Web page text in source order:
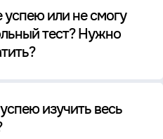
успею или не смогу
тест? Нужно
изучить весь